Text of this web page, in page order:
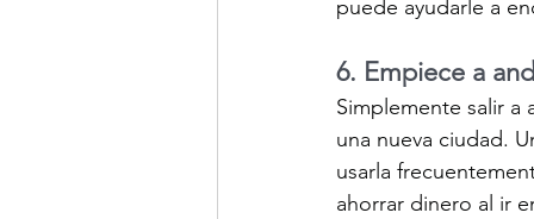
puede ayudarle a
6. Empiece a
Simplemente salir
una nueva ciudad.
usarla
ahorrar dinero al ir